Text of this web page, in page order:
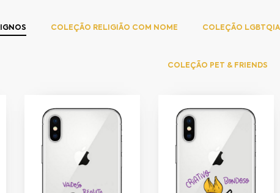
COLEÇÃO RELIGIÃO COM NOME COLEÇÃO
COLEÇÃO PET & FRIENDS